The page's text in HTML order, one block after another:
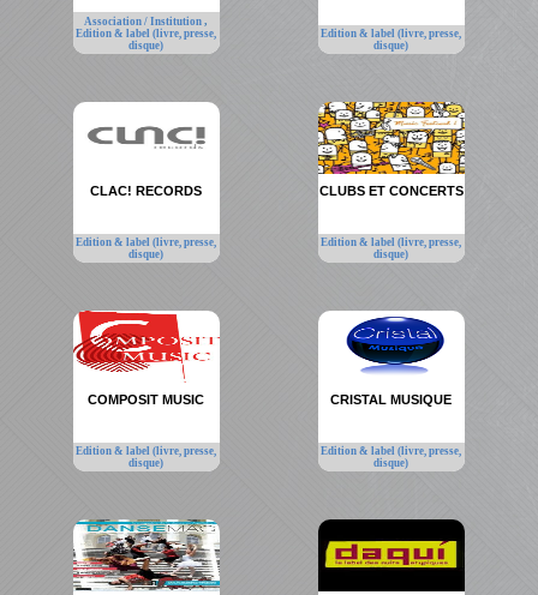
Association / Institution,
Edition & label (livre, presse,
disque)
Edition & label (livre, presse,
disque)
CLAC! RECORDS
Edition & label (livre, presse,
disque)
CLUBS ET CONCERTS
Edition & label (livre, presse,
disque)
COMPOSIT MUSIC
Edition & label (livre, presse,
disque)
CRISTAL MUSIQUE
Edition & label (livre, presse,
disque)